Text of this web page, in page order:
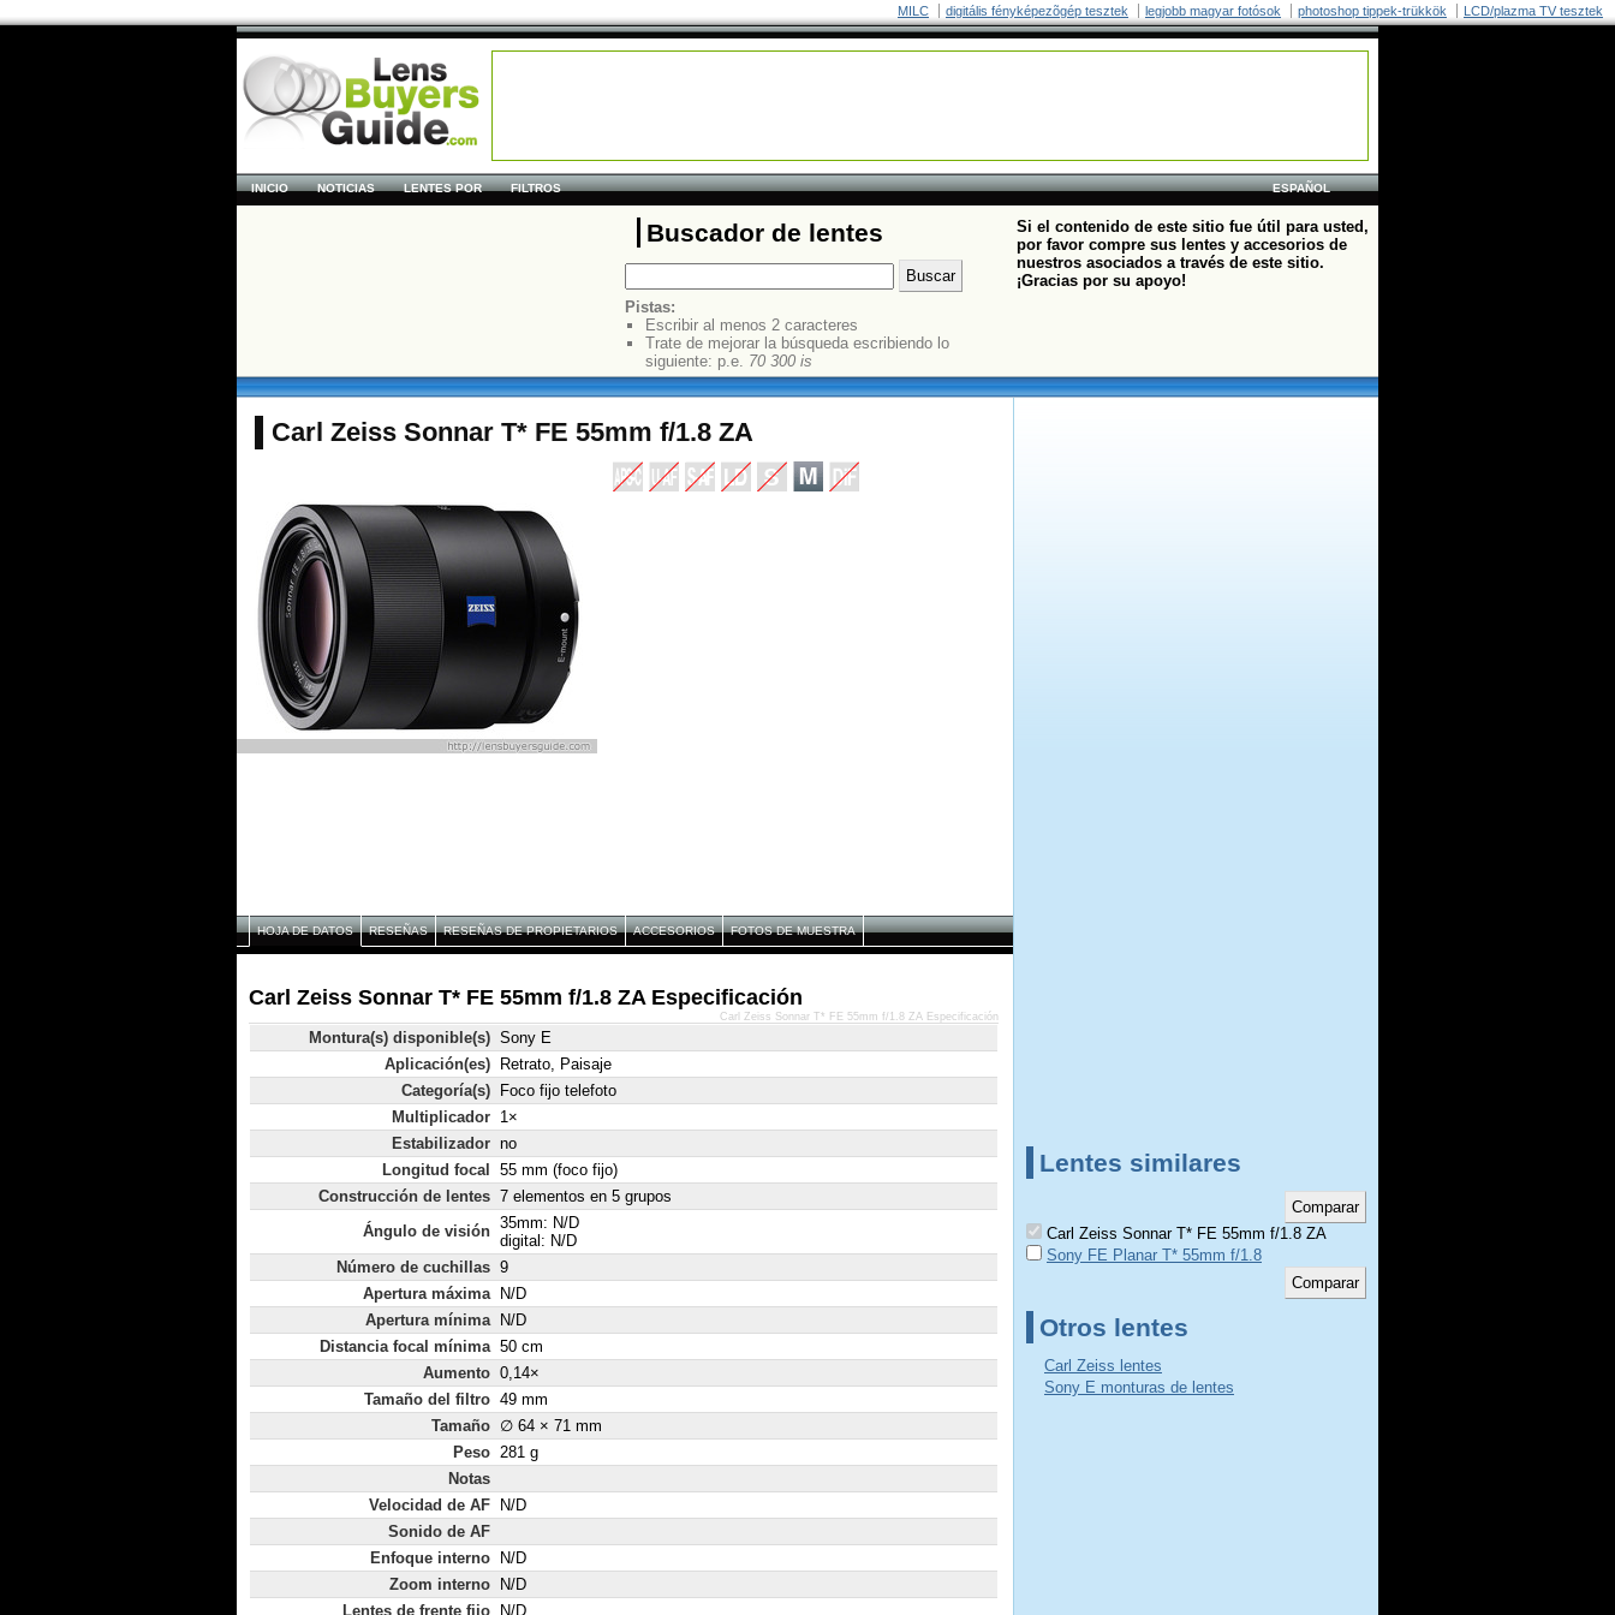
MILC digitális fényképezõgép tesztek legjobb magyar fotósok photoshop tippek-trükkök LCD/plazma TV tesztek
ESPAÑOL
INICIO NOTICIAS LENTES POR FILTROS
Buscador de lentes
Pistas:
Escribir al menos 2 caracteres
Trate de mejorar la búsqueda escribiendo lo
siguiente: p.e. 70 300 is
Si el contenido de este sitio fue útil para usted,
por favor compre sus lentes y accesorios de
nuestros asociados a través de este sitio.
¡Gracias por su apoyo!
Carl Zeiss Sonnar T* FE 55mm f/1.8 ZA
HOJA DE DATOS RESEÑAS RESEÑAS DE PROPIETARIOS ACCESORIOS FOTOS DE MUESTRA
Carl Zeiss Sonnar T* FE 55mm f/1.8 ZA Especificación
Montura(s) disponible(s) Sony E
Aplicación(es)
Retrato, Paisaje
Categoría(s)
Foco fijo telefoto
Multiplicador 1×
Estabilizador no
Longitud focal
55 mm (foco fijo)
Construcción de lentes 7 elementos en 5 grupos
Ángulo de visión 35mm: N/D
digital: N/D
Número de cuchillas 9
Apertura máxima
N/D
Apertura mínima
N/D
Distancia focal mínima 50 cm
Aumento 0,14×
Tamaño del filtro 49 mm
Tamaño ∅ 64 × 71 mm
Peso 281 g
Notas
Velocidad de AF
N/D
Sonido de AF
Enfoque interno
N/D
Zoom interno
N/D
Lentes de frente fijo
N/D
Carl Zeiss Sonnar T* FE 55mm f/1.8 ZA Especificación
Lentes similares
Carl Zeiss Sonnar T* FE 55mm f/1.8 ZA
Sony FE Planar T* 55mm f/1.8
Otros lentes
Carl Zeiss lentes
Sony E monturas de lentes